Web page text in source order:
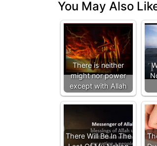
You May Also
There is neither
might nor power
except with Allah
There Will Be In The